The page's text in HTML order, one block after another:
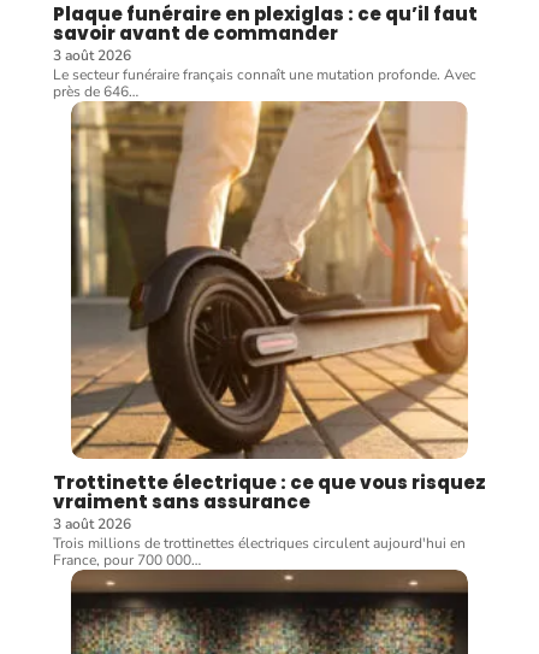
Plaque funéraire en plexiglas : ce qu’il faut
savoir avant de commander
3 août 2026
Le secteur funéraire français connaît une mutation profonde. Avec
près de 646…
Trottinette électrique : ce que vous risquez
vraiment sans assurance
3 août 2026
Trois millions de trottinettes électriques circulent aujourd'hui en
France, pour 700 000…